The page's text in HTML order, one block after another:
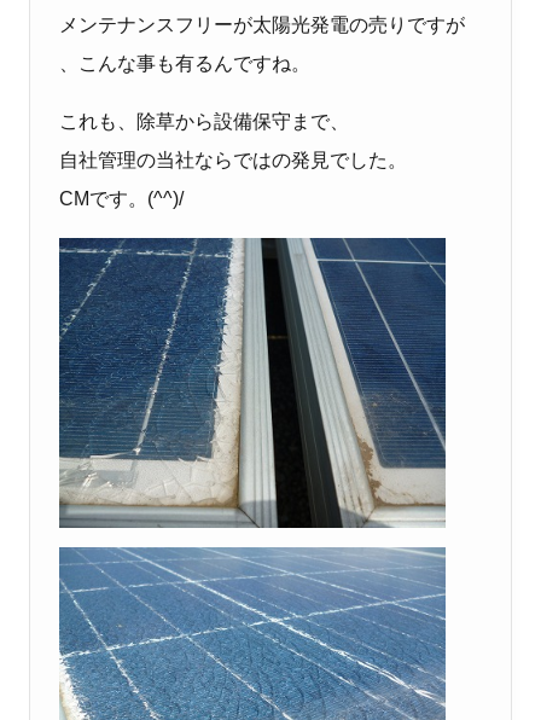
メンテナンスフリーが太陽光発電の売りですが
、こんな事も有るんですね。
これも、除草から設備保守まで、
自社管理の当社ならではの発見でした。
CMです。(^^)/